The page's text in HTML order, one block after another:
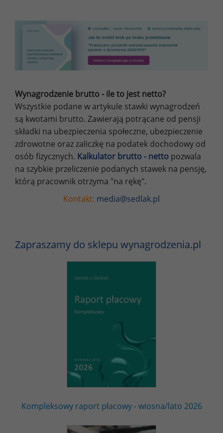
Wynagrodzenie brutto - ile to jest netto?
Wszystkie podane w artykule stawki wynagrodzeń
są kwotami brutto. Zawierają potrącane od pensji
składki na ubezpieczenia społeczne, ubezpieczenie
zdrowotne oraz zaliczkę na podatek dochodowy od
osób fizycznych. Kalkulator brutto - netto pozwala
na szybkie przeliczenie podanych stawek na pensję,
którą pracownik otrzyma "na rękę".
Kontakt: media@sedlak.pl
Zapraszamy do sklepu wynagrodzenia.pl
Kompleksowy raport płacowy - wiosna/lato 2026